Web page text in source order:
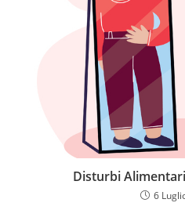
Disturbi
6